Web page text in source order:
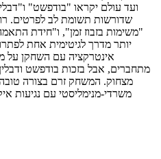
ועד עולם יקראו "בודפשט"
שדורשות תשומת לב לפרטים.
"משימות בזבוז זמן", ו"חידת
יותר מדרך לגיטימית אחת
אינטרקציה עם השחקן על
מתחברים, אבל בזכות בודפשט
מצחוק. המשחק זרם בצורה
משרדי-מנימליסטי עם נגיעות